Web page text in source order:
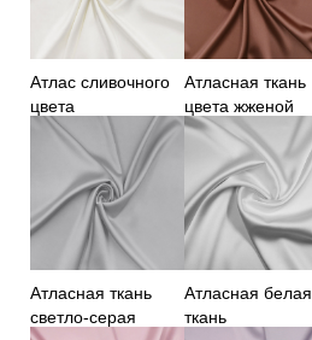
Атлас сливочного
цвета
Атласная ткань
цвета жженой
карамели
Атласная ткань
светло-серая
Атласная белая
ткань